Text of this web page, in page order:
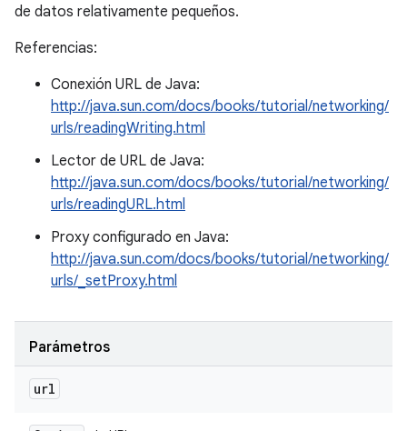
de datos relativamente pequeños.
Referencias:
Conexión URL de Java:
http://java.sun.com/docs/books/tutorial/networking/
urls/readingWriting.html
Lector de URL de Java:
http://java.sun.com/docs/books/tutorial/networking/
urls/readingURL.html
Proxy configurado en Java:
http://java.sun.com/docs/books/tutorial/networking/
urls/_setProxy.html
Parámetros
url